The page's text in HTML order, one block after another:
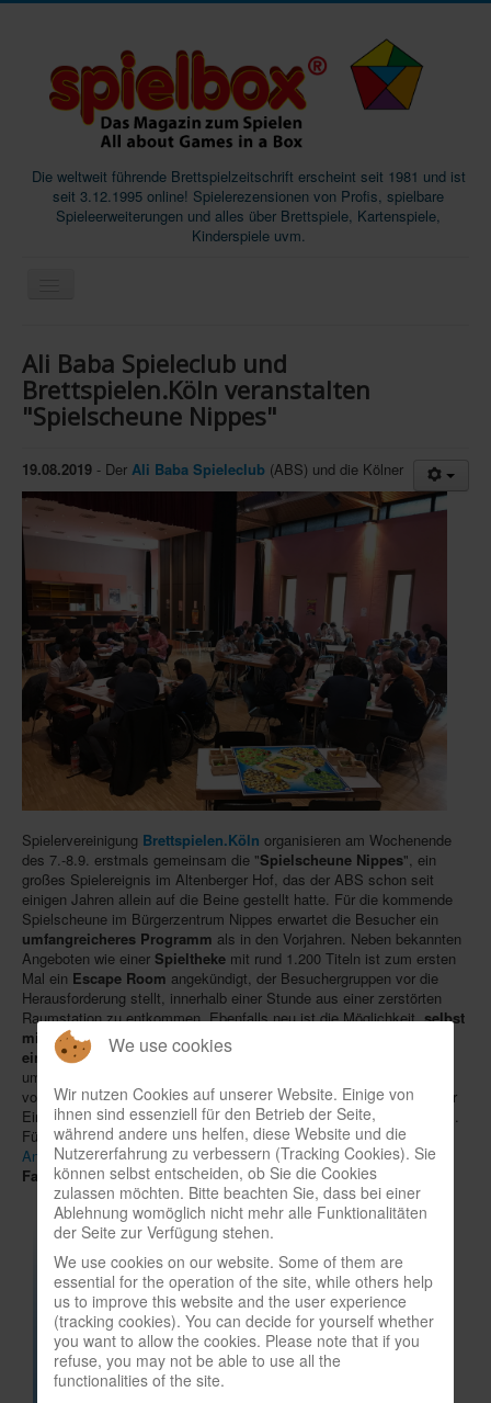
Die weltweit führende Brettspielzeitschrift erscheint seit 1981 und ist
seit 3.12.1995 online! Spielerezensionen von Profis, spielbare
Spieleerweiterungen und alles über Brettspiele, Kartenspiele,
Kinderspiele uvm.
Magazine
Abos/Subscriptions
SpieleMag
Download spielbox Special 2025
Newsletter
Spieledatenbank
Premium login
Neuheiten-New Games
Köpfe-Heads
Branchen-/Wirtschaftsnews
Interviews
Crowdfunding
Veranstaltungen-Events
In eigener Sache-On our own behalf
Archivierte Meldungen-News archive
Ali Baba Spieleclub und
Brettspielen.Köln veranstalten
"Spielscheune Nippes"
19.08.2019 - Der Ali Baba Spieleclub (ABS) und die Kölner
Spielervereinigung Brettspielen.Köln organisieren am Wochenende
des 7.-8.9. erstmals gemeinsam die "Spielscheune Nippes", ein
großes Spielereignis im Altenberger Hof, das der ABS schon seit
einigen Jahren allein auf die Beine gestellt hatte. Für die kommende
Spielscheune im Bürgerzentrum Nippes erwartet die Besucher ein
umfangreicheres Programm als in den Vorjahren. Neben bekannten
Angeboten wie einer Spieltheke mit rund 1.200 Titeln ist zum ersten
Mal ein Escape Room angekündigt, der Besuchergruppen vor die
Herausforderung stellt, innerhalb einer Stunde aus einer zerstörten
Raumstation zu entkommen. Ebenfalls neu ist die Möglichkeit,selbst
mitgebrachte Spiele gegen andere, gebrauchte Ware
einzutauschen.Turnierefinden mit
um ein neues
von bis zu 5 Besuchern ihr Wissen unter Beweis stellen können. Der
Eintritt zur Spielscheune und alle anderen Aktivitäten sind kostenlos.
Für Escape Room, Quiz und Turniere wird um eine vorherige
Anmeldunggebeten. Am Sonntag lädt zusätzlich auch das
Familienfest derAWO Kölnins Bürgerzentrum ein.
We use cookies
Wir nutzen Cookies auf unserer Website. Einige von
ihnen sind essenziell für den Betrieb der Seite,
während andere uns helfen, diese Website und die
Nutzererfahrung zu verbessern (Tracking Cookies). Sie
können selbst entscheiden, ob Sie die Cookies
zulassen möchten. Bitte beachten Sie, dass bei einer
Ablehnung womöglich nicht mehr alle Funktionalitäten
der Seite zur Verfügung stehen.
We use cookies on our website. Some of them are
essential for the operation of the site, while others help
us to improve this website and the user experience
(tracking cookies). You can decide for yourself whether
you want to allow the cookies. Please note that if you
refuse, you may not be able to use all the
functionalities of the site.